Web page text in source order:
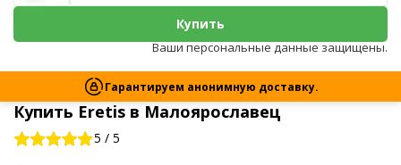
Купить Eretis в Малоярославец
5 / 5
Купить
Ваши персональные данные защищены.
Гарантируем анонимную доставку.